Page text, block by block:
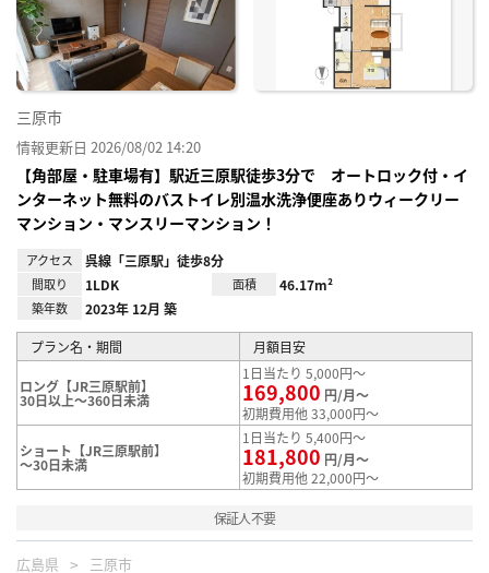
三原市
情報更新日 2026/08/02 14:20
【角部屋・駐車場有】駅近三原駅徒歩3分で オートロック付・イ
ンターネット無料のバストイレ別温水洗浄便座ありウィークリー
マンション・マンスリーマンション！
アクセス 呉線「三原駅」徒歩8分
間取り 1LDK 面積 46.17m²
築年数 2023年 12月 築
プラン名・期間 月額目安
ロング【JR三原駅前】
30日以上～360日未満
1日当たり 5,000円～
169,800 円/月～
初期費用他 33,000円～
ショート【JR三原駅前】
～30日未満
1日当たり 5,400円～
181,800 円/月～
初期費用他 22,000円～
保証人不要
広島県 三原市